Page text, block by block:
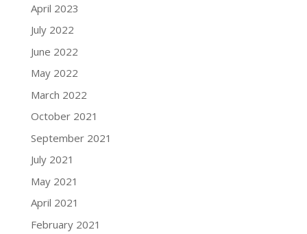
April 2023
July 2022
June 2022
May 2022
March 2022
October 2021
September 2021
July 2021
May 2021
April 2021
February 2021